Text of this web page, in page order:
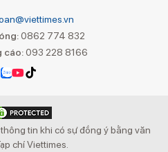
0862 774 832
cáo:093 228 8166
tin khi có sự đồng ý bằng văn
chí Viettimes.